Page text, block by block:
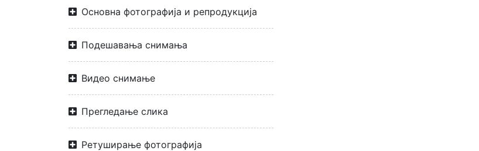
Основна фотографија и репродукција
Подешавања снимања
Видео снимање
Прегледање слика
Ретуширање фотографија